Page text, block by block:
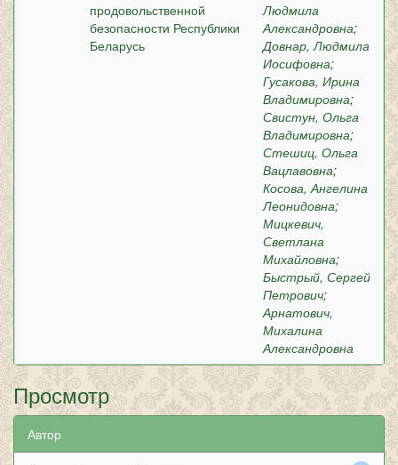
продовольственной
безопасности Республики
Беларусь
Людмила
Александровна;
Довнар, Людмила
Иосифовна;
Гусакова, Ирина
Владимировна;
Свистун, Ольга
Владимировна;
Стешиц, Ольга
Вацлавовна;
Косова, Ангелина
Леонидовна;
Мицкевич,
Светлана
Михайловна;
Быстрый, Сергей
Петрович;
Арнатович,
Михалина
Александровна
Просмотр
Автор